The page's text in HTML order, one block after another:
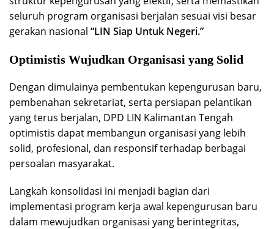
seluruh program organisasi berjalan sesuai visi besar
gerakan nasional “LIN Siap Untuk Negeri.”
Optimistis Wujudkan Organisasi yang Solid
Dengan dimulainya pembentukan kepengurusan baru,
pembenahan sekretariat, serta persiapan pelantikan
yang terus berjalan, DPD LIN Kalimantan Tengah
optimistis dapat membangun organisasi yang lebih
solid, profesional, dan responsif terhadap berbagai
persoalan masyarakat.
Langkah konsolidasi ini menjadi bagian dari
implementasi program kerja awal kepengurusan baru
dalam mewujudkan organisasi yang berintegritas,